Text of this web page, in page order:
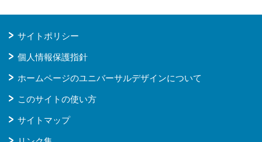
サイトポリシー
個人情報保護指針
ホームページのユニバーサルデザインについて
このサイトの使い方
サイトマップ